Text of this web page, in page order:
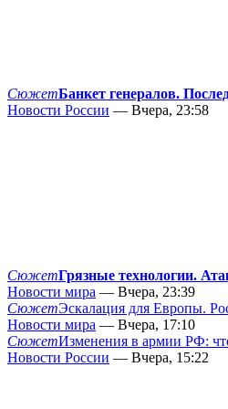
СюжетБанкет генералов.
Новости России — Вчера, 23:58
СюжетГрязные технологии.
Новости мира — Вчера, 23:39
СюжетЭскалация для Европы.
Новости мира — Вчера, 17:10
СюжетИзменения в армии РФ:
Новости России — Вчера, 15:22